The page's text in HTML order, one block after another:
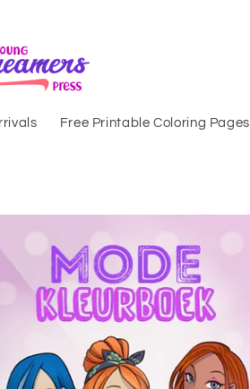
Free Printable Coloring Pages